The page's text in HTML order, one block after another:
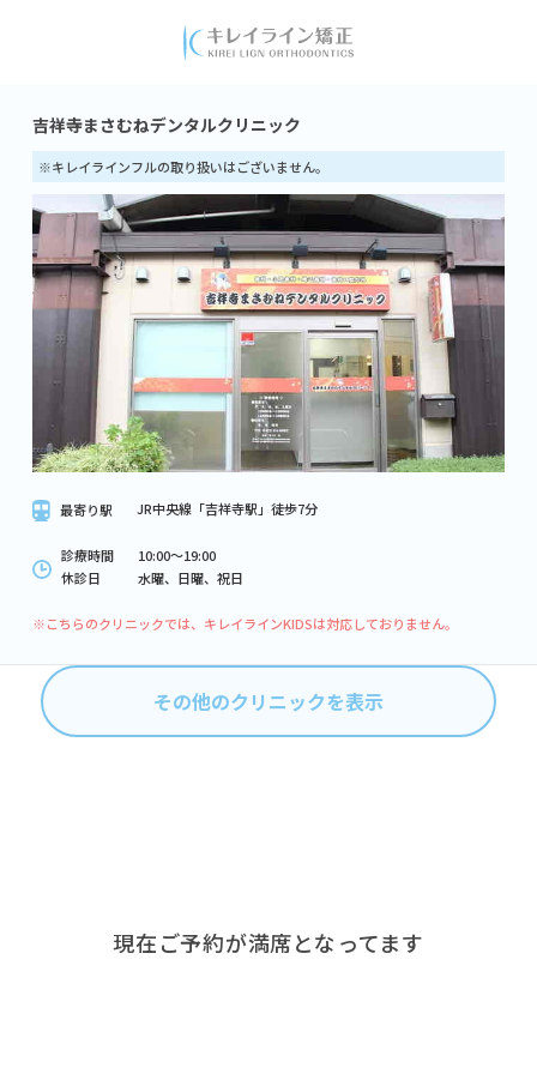
吉祥寺まさむねデンタルクリニック
※キレイラインフルの取り扱いはございません。
最寄り駅 JR中央線「吉祥寺駅」徒歩7分
診療時間
10:00〜19:00
休診日
水曜、日曜、祝日
※こちらのクリニックでは、キレイラインKIDSは対応しておりません。
その他のクリニックを表示
現在ご予約が満席となってます